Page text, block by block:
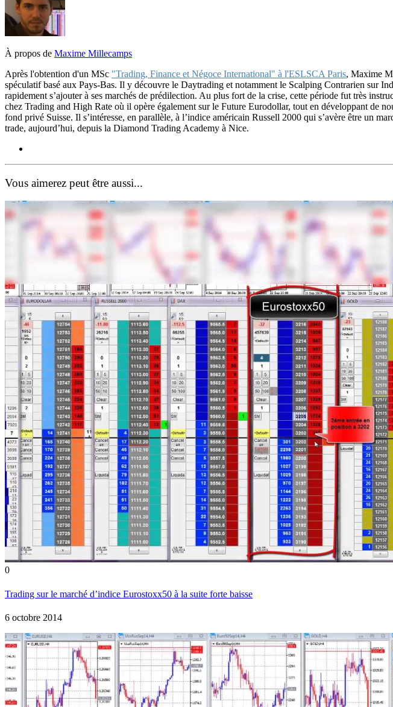
À propos de Maxime Millecamps
Après l'obtention d'un MSc "Trading, Finance et Négoce International" à l'ESLSCA Paris, Maxime
spéculatif basé aux Pays-Bas. Il y découvre le Daytrading et notamment le Scalping Contrarien sur
rapidement s’ajouter à ses marchés de prédilection. Au plus fort de la crise, cette période fut très
chez Trading and High Rate où il opère également sur le Future Eurodollar, tout en développant de
fond privé Suisse. Il s’intéresse, en parallèle, à l’indice américain Russell 2000 qui s’avère être un
trade, aujourd’hui, depuis la Diamond Trading Academy à Nice.
Vous aimerez peut être aussi...
0
Trading sur le marché d’indice Eurostoxx50 à la suite forte baisse
6 octobre 2014